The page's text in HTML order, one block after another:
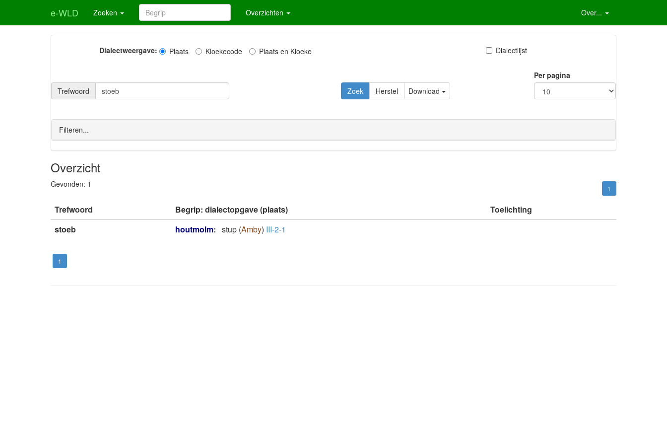
e-WLD Zoeken Overzichten Over...
Dialectweergave: Plaats Kloekecode Plaats en Kloeke Dialectlijst
Trefwoord Download
Per pagina
Filteren...
Overzicht
Gevonden: 1 1
Trefwoord Begrip: dialectopgave (plaats)
Toelichting
stoeb
houtmolm: stup (Amby) III-2-1
1